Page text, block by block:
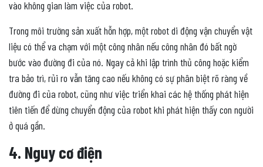
vào không gian làm việc của robot.
Trong môi trường sản xuất hỗn hợp, một robot di động vận chuyển vật
liệu có thể va chạm với một công nhân nếu công nhân đó bất ngờ
bước vào đường đi của nó. Ngay cả khi lập trình thủ công hoặc kiểm
tra bảo trì, rủi ro vẫn tăng cao nếu không có sự phân biệt rõ ràng về
đường đi của robot, cũng như việc triển khai các hệ thống phát hiện
tiên tiến để dừng chuyển động của robot khi phát hiện thấy con người
ở quá gần.
4. Nguy cơ điện